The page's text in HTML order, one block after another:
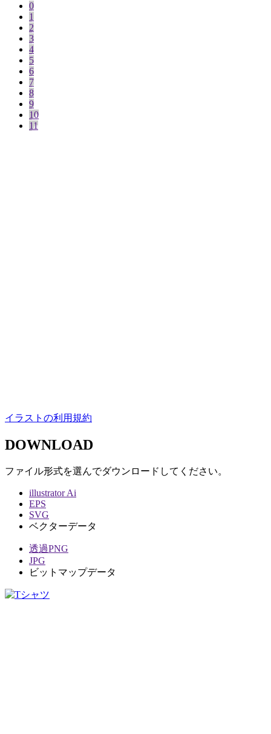
0
1
2
3
4
5
6
7
8
9
10
11
イラストの利用規約
DOWNLOAD
ファイル形式を選んでダウンロードしてください。
illustrator Ai
EPS
SVG
ベクターデータ
透過PNG
JPG
ビットマップデータ